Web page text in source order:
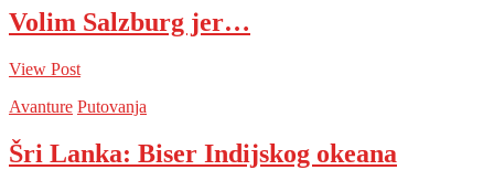
Volim Salzburg jer…
View Post
Avanture Putovanja
Šri Lanka: Biser Indijskog okeana